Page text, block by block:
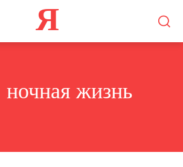
Я
ночная жизнь